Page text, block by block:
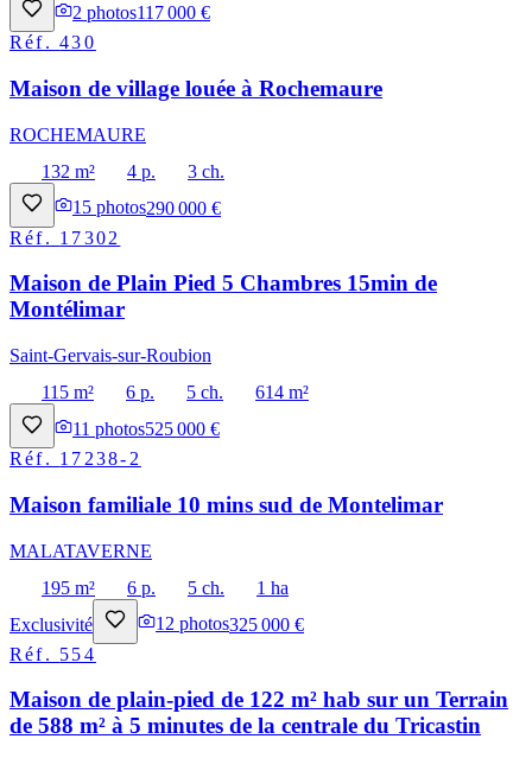
2 photos117 000 €
Réf.430
Maison de village louée à Rochemaure
ROCHEMAURE
132 m²
4 p.
3 ch.
15 photos290 000 €
Réf. 17302
Maison de Plain Pied 5 Chambres 15min de
Montélimar
Saint-Gervais-sur-Roubion
115 m²
6 p. 5 ch.
614 m²
11 photos525 000 €
Réf. 17238-2
Maison familiale 10 mins sud de Montelimar
MALATAVERNE
195 m²
6 p. 5 ch.
1 ha
Exclusivité
12 photos325 000 €
Réf. 554
Maison de plain-pied de 122 m² hab sur un Terrain
de 588 m² à 5 minutes de la centrale du Tricastin